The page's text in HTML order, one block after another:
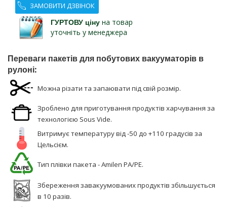
ЗАМОВИТИ ДЗВІНОК
ГУРТОВУ ціну на товар
уточніть у менеджера
Переваги пакетів для побутових вакууматорів в
рулоні:
Можна різати та запаювати під свій розмір.
Зроблено для приготування продуктів харчування за
технологією Sous Vide.
Витримує температуру від -50 до +110 градусів за
Цельсієм.
Тип плівки пакета - Amilen PA/PE.
Збереження завакуумованих продуктів збільшується
в 10 разів.